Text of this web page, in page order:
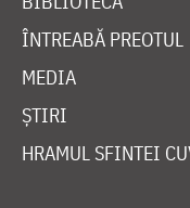
ÎNTREABĂ PREOTUL
MEDIA
ȘTIRI
HRAMUL SFINTEI